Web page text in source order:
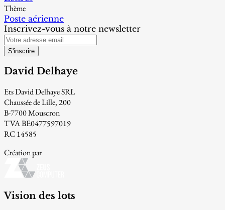
Thème
Poste aérienne
Inscrivez-vous à notre newsletter
S'inscrire
David Delhaye
Ets David Delhaye SRL
Chaussée de Lille, 200
B-7700 Mouscron
TVA BE0477597019
RC 14585
Création par
Vision des lots